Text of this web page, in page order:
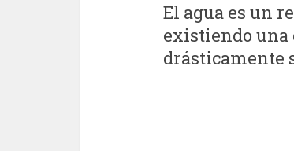
El agua es un
existiendo una
drásticamente